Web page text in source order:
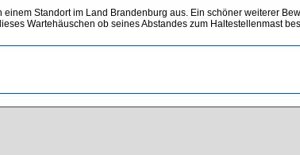
Standort im Land Brandenburg aus. Ein schöner weiterer
Wartehäuschen ob seines Abstandes zum Haltestellenmast